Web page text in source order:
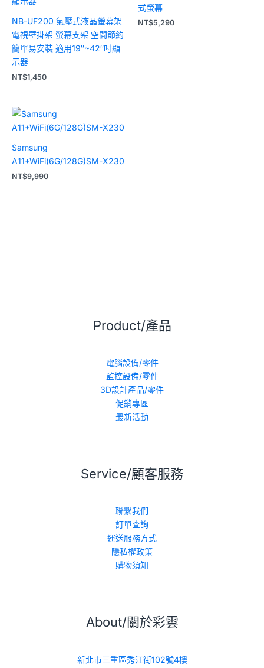
NB-UF200 氣壓式液晶螢幕架
電視壁掛架 螢幕支架 空間節約
簡單易安裝 適用19″~42″吋顯
示器
NT$1,450
式螢幕
NT$5,290
Samsung
A11+WiFi(6G/128G)SM-X230
NT$9,990
Product/產品
電腦設備/零件
監控設備/零件
3D設計產品/零件
促銷專區
最新活動
Service/顧客服務
聯繫我們
訂單查詢
運送服務方式
隱私權政策
購物須知
About/關於彩雲
新北市三重區秀江街102號4樓